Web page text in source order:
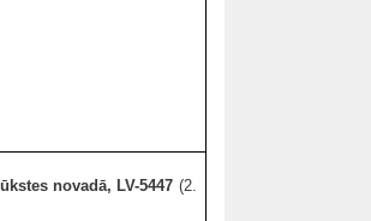
novadā, LV-5447 (2.